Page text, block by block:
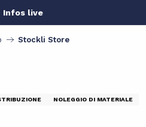
Infos live
Stockli Store
NOLEGGIO DI MATERIALE